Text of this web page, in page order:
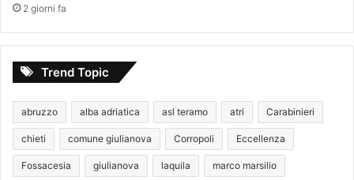
2 giorni fa
Trend Topic
abruzzo alba adriatica asl teramo atri Carabinieri
chieti comune giulianova Corropoli Eccellenza
Fossacesia giulianova laquila marco marsilio